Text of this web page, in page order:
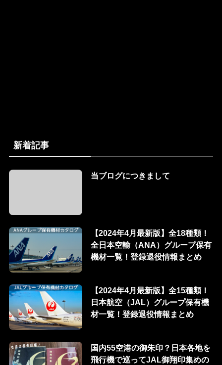
新着記事
当ブログにつきまして
【2024年4月最新版】全18種類！
全日本空輸（ANA）グループ保有
機材一覧！登録退役情報まとめ
【2024年4月最新版】全15種類！
日本航空（JAL）グループ保有機
材一覧！登録退役情報まとめ
国内55空港の御朱印？日本各地を
飛行機で巡ってJAL御翔印集めの